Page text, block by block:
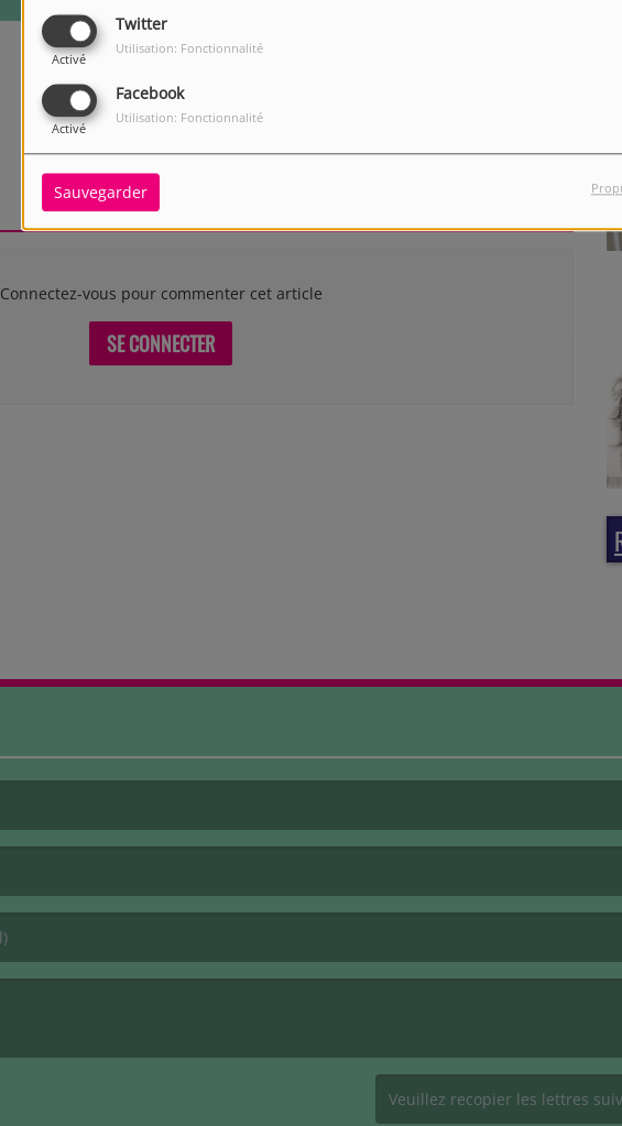
Twitter
Activé
Utilisation: Fonctionnalité
Facebook
Activé
Utilisation: Fonctionnalité
Sauvegarder
Connectez-vous pour commenter cet article
SE CONNECTER